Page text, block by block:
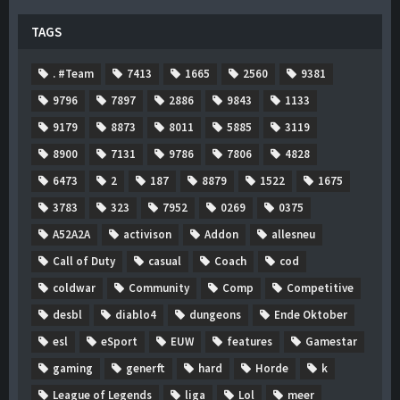
TAGS
. #Team 7413 1665 2560
9381
9796
7897 2886 9843
1133
9179
8873 8011 5885
3119
8900
7131 9786 7806
4828
6473
2 187 8879 1522
1675
3783
323 7952 0269
0375
A52A2A
activison Addon
allesneu
Call of Duty
casual Coach
cod
coldwar
Community Comp
Competitive
desbl
diablo4 dungeons
Ende Oktober
esl
eSport EUW features
Gamestar
gaming
generft hard Horde
k
League of Legends
liga Lol meer